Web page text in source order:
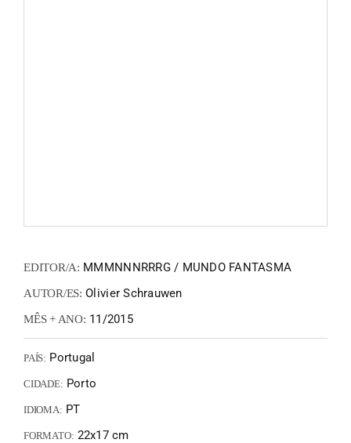
EDITOR/A: MMMNNNRRRG / MUNDO FANTASMA
AUTOR/ES: Olivier Schrauwen
MÊS + ANO: 11/2015
PAÍS: Portugal
CIDADE: Porto
IDIOMA: PT
FORMATO: 22x17 cm